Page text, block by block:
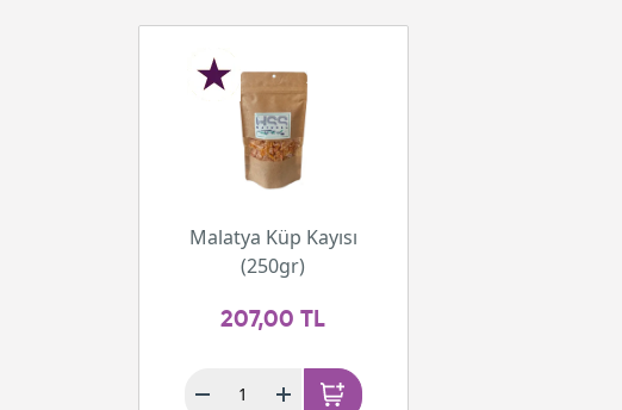
Malatya Küp Kayısı
(250gr)
207,00 TL